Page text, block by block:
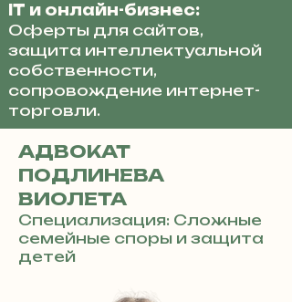
IT и онлайн-бизнес:
Оферты для сайтов,
защита интеллектуальной
собственности,
сопровождение интернет-
торговли.
АДВОКАТ
ПОДЛИНЕВА
ВИОЛЕТА
Специализация: Сложные
семейные споры и защита
детей